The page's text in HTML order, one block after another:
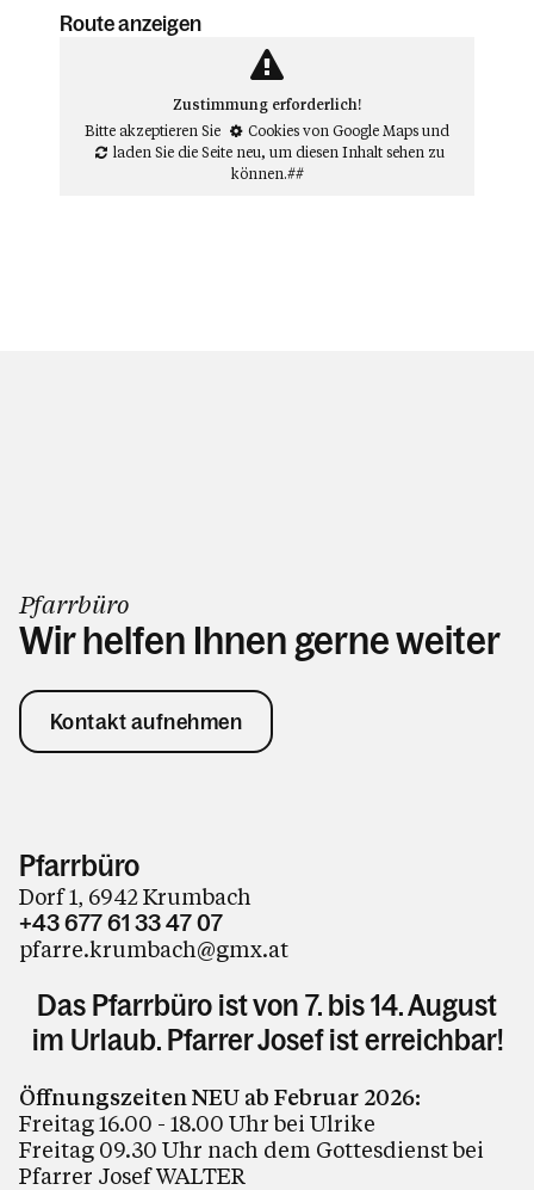
Route anzeigen
Zustimmung erforderlich!
Bitte akzeptieren Sie
Cookies von Google Mapsund
laden Sie die Seite neu, um diesen Inhalt sehen zu
können.##
Pfarrbüro
Wir helfen Ihnen gerne weiter
Kontakt aufnehmen
Pfarrbüro
Dorf 1, 6942 Krumbach
+43 677 61 33 47 07
pfarre.krumbach@gmx.at
Das Pfarrbüro ist von 7. bis 14. August
im Urlaub. Pfarrer Josef ist erreichbar!
Öffnungszeiten NEU ab Februar 2026:
Freitag 16.00 - 18.00 Uhr bei Ulrike
Freitag 09.30 Uhr nach dem Gottesdienst bei
Pfarrer Josef WALTER